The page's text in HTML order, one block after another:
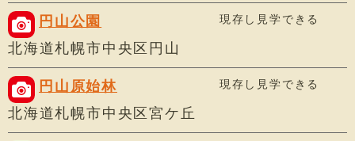
円山公園 現存し見学できる
北海道札幌市中央区円山
円山原始林 現存し見学できる
北海道札幌市中央区宮ケ丘